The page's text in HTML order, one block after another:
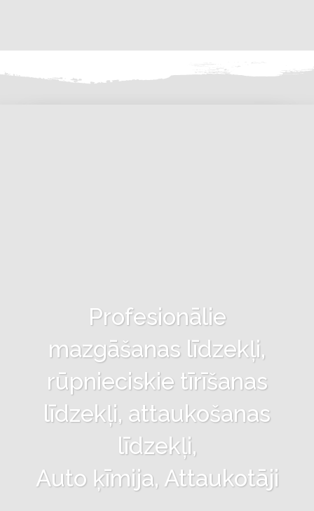
Profesionālie
mazgāšanas līdzekļi,
rūpnieciskie tīrīšanas
līdzekļi, attaukošanas
līdzekļi,
Auto ķīmija, Attaukotāji